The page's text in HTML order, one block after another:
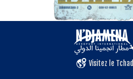
Visitez le Tchad